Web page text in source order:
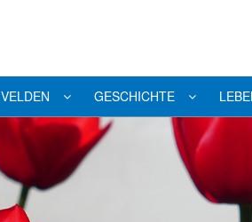
VELDEN GESCHICHTE